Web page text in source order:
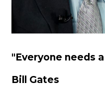
"Everyone needs
Bill Gates